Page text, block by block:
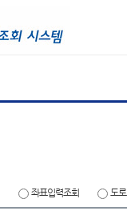
좌표입력조회 도